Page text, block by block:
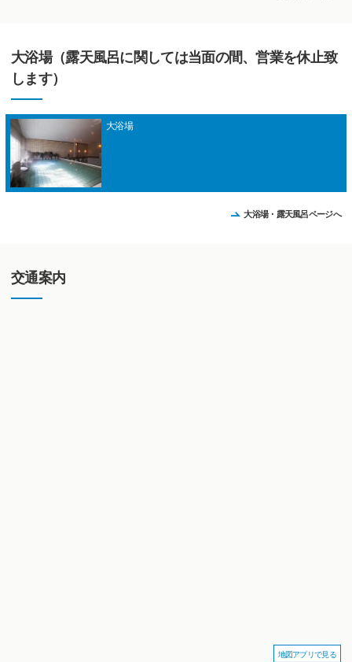
大浴場（露天風呂に関しては当面の間、営業を休止致
します）
大浴場
大浴場・露天風呂ページへ
交通案内
地図アプリで見る